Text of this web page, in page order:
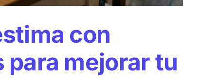
con
mejorar tu